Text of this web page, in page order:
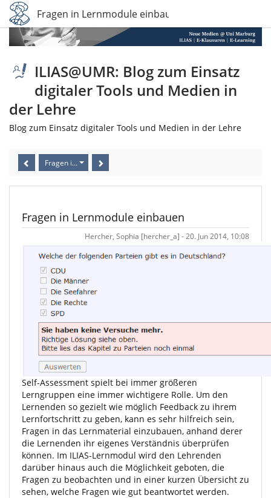
Fragen in Lernmodule einbauen
ILIAS@UMR: Blog zum Einsatz
digitaler Tools und Medien in
der Lehre
Blog zum Einsatz digitaler Tools und Medien in der Lehre
Fragen in Lernmodule einbauen
Fragen in Lernmodule einbauen
Hercher, Sophia [hercher_a] - 20. Jun 2014, 10:08
Self-Assessment spielt bei immer größeren
Lerngruppen eine immer wichtigere Rolle. Um den
Lernenden so gezielt wie möglich Feedback zu ihrem
Lernfortschritt zu geben, kann es sehr hilfreich sein,
Fragen in das Lernmaterial einzubauen, anhand derer
die Lernenden ihr eigenes Verständnis überprüfen
können. Im ILIAS-Lernmodul wird den Lehrenden
darüber hinaus auch die Möglichkeit geboten, die
Fragen zu beobachten und in einer kurzen Übersicht zu
sehen, welche Fragen wie gut beantwortet werden.